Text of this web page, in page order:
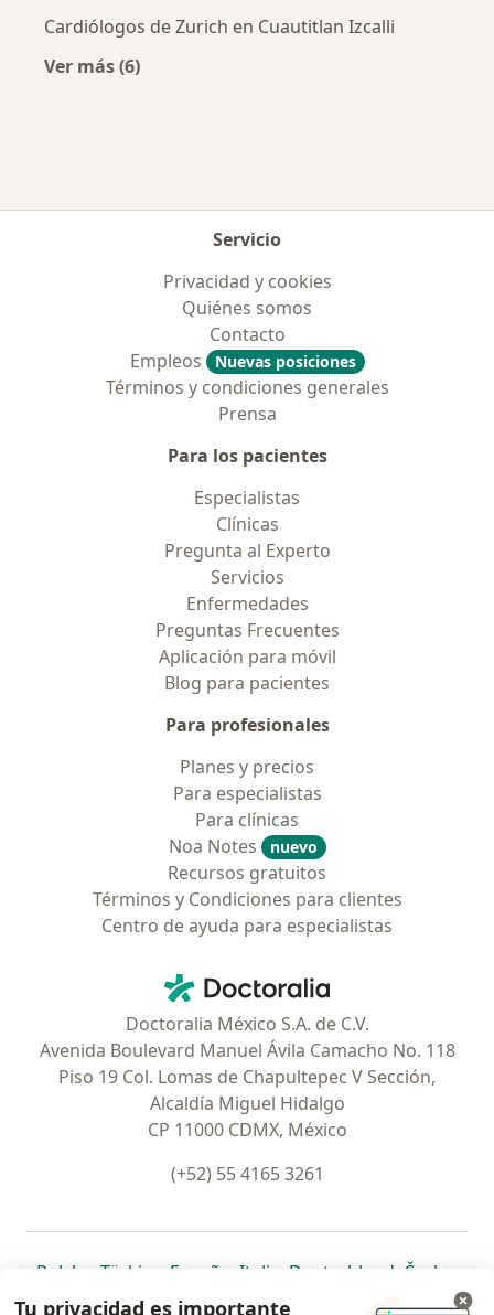
Cardiólogos de Zurich en Cuautitlan Izcalli
Ver más (6)
Servicio
Privacidad y cookies
Quiénes somos
Contacto
Empleos
Nuevas posiciones
Términos y condiciones generales
Prensa
Para los pacientes
Especialistas
Clínicas
Pregunta al Experto
Servicios
Enfermedades
Preguntas Frecuentes
Aplicación para móvil
Blog para pacientes
Para profesionales
Planes y precios
Para especialistas
Para clínicas
Noa Notes
nuevo
Recursos gratuitos
Términos y Condiciones para clientes
Centro de ayuda para especialistas
Doctoralia - Página de inicio
Doctoralia México S.A. de C.V.
Avenida Boulevard Manuel Ávila Camacho No. 118
Piso 19 Col. Lomas de Chapultepec V Sección,
Alcaldía Miguel Hidalgo
CP 11000 CDMX, México
(+52) 55 4165 3261
Polska se abre en una nueva pestaña
Türkiye se abre en una nueva pestaña
España se abre en una nueva pestaña
Italia se abre en una nueva
Deutschlandse abre en
Česko
Portugal
se abre en una nueva pestaña
México se abre en una nueva pestaña
Chile se abre en una nueva pestaña
Brasil se abre en una nueva
se abre en
se
Tu privacidad es importante